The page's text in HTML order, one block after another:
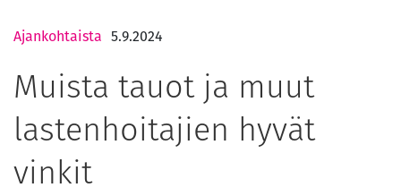
Ajankohtaista 5.9.2024
Muista tauot ja muut
lastenhoitajien hyvät
vinkit